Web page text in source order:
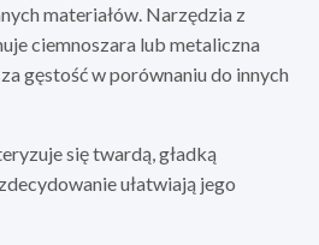
materiałów. Narzędzia z
ciemnoszara lub metaliczna
gęstość w porównaniu do innych
się twardą, gładką
ułatwiają jego